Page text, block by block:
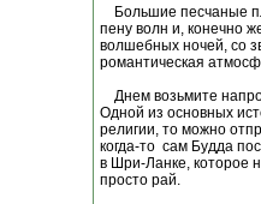
Большие песчаные
пену волн и, конечно
волшебных ночей, со
романтическая
Днем возьмите
Одной из основных
религии, то можно
когда-то сам Будда
в Шри-Ланке, которое
просто рай.